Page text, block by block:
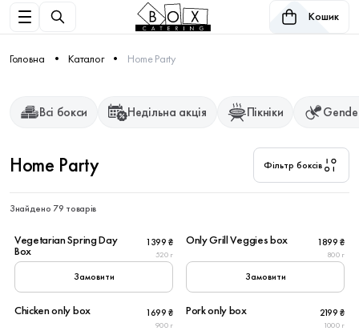
Кошик
Головна Каталог Home Party
Всі бокси Недільна акція Пікніки
Home Party Фільтр боксів
Знайдено 79 товарів
Вегетаріанське
6
Vegetarian Spring Day
Box
1399 ₴
520 г
Замовити
Only Grill Veggies box 1899 ₴
800 г
Замовити
Chicken only box 1699 ₴
900 г
Pork only box 2199 ₴
1000 г